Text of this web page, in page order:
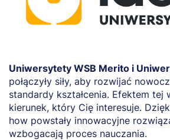
Uniwersytety WSB Merito i
połączyły siły, aby rozwijać
standardy kształcenia. Efektem tej
kierunek, który Cię interesuje.
how powstały innowacyjne
wzbogacają proces nauczania.